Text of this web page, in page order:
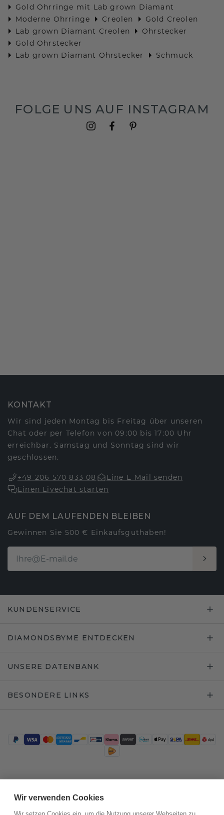
Gold Ohrringe mit Lab grown Diamant
Moderne Ohrringe
Creolen
Gold Creolen
Lab grown Diamant Creolen
Ohrstecker
Gold Ohrstecker
Lab grown Diamant Ohrstecker
Schmuck
FOLGE UNS AUF INSTAGRAM
KONTAKT
Wir sind jeden Montag bis Freitag über unseren
Chat oder per Telefon von 09:00 bis 17:00 Uhr
erreichbar. Samstag und Sonntag sind wir
geschlossen.
+49 206 570 833 08
Eine E-Mail senden
Einen Livechat starten
AUF DEM LAUFENDEN BLEIBEN
Gewinnen Sie 500 € Einkaufsguthaben!
KUNDENSERVICE
DIAMONDSBYME ENTDECKEN
UNSERE DATENBANK
BESONDERE LINKS
Wir verwenden Cookies